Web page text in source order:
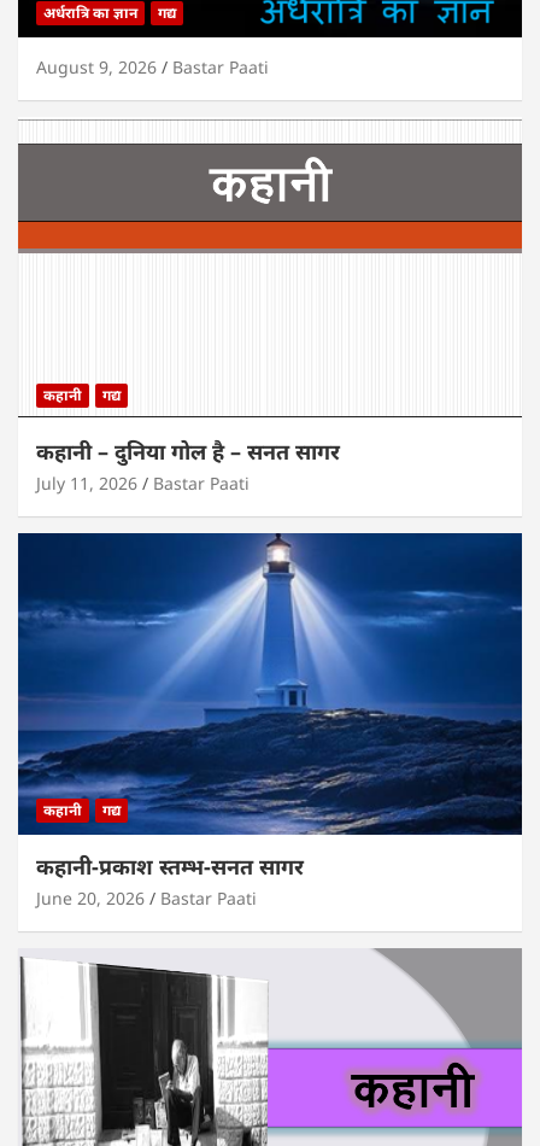
अर्धरात्रि का ज्ञान गद्य
August 9, 2026 Bastar Paati
कहानी गद्य
कहानी – दुनिया गोल है – सनत सागर
July 11, 2026 Bastar Paati
कहानी गद्य
कहानी-प्रकाश स्तम्भ-सनत सागर
June 20, 2026 Bastar Paati